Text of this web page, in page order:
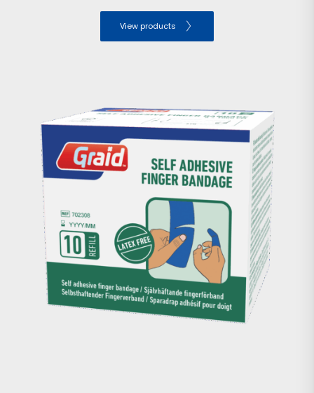
View products